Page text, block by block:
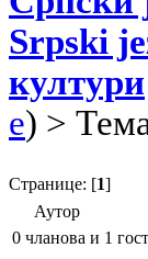
Srpski
култури
e) >
Странице: [1]
Аутор
0 чланова и 1